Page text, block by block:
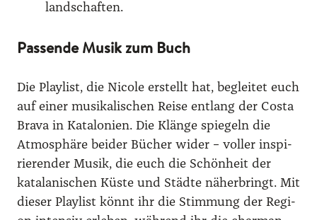
land­schaf­ten.
Passende Musik zum Buch
Die Play­list, die Nico­le erstellt hat, beglei­tet euch
auf einer musi­ka­li­schen Rei­se ent­lang der Cos­ta
Bra­va in Kata­lo­ni­en. Die Klän­ge spie­geln die
Atmo­sphä­re bei­der Bücher wider – vol­ler inspi­
rie­ren­der Musik, die euch die Schön­heit der
kata­la­ni­schen Küs­te und Städ­te näher­bringt. Mit
die­ser Play­list könnt ihr die Stim­mung der Regi­